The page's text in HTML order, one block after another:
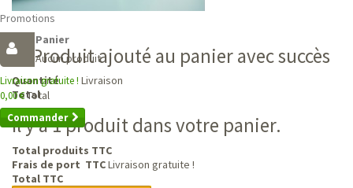
Promotions
Panier
Aucun produit
Livraison gratuite ! Livraison
0,00 €Total
Commander
Produit ajouté au panier avec succès
Quantité
Total
Il y a 1 produit dans votre panier.
Total produits TTC
Frais de port TTCLivraison gratuite !
Total TTC